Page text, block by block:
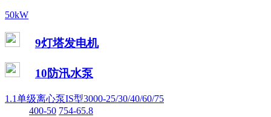
50kW
9灯塔发电机
10防汛水泵
1.1单级离心泵IS型3000-25/30/40/60/75
400-50 754-65.8